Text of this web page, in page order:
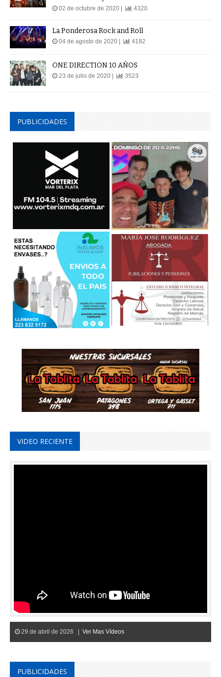
02 de octubre de 2020 | 4320
La Ponderosa Rock and Roll
04 de agosto de 2020 | 4182
ONE DIRECTION 10 AÑOS
23 de julio de 2020 | 3523
PUBLICIDADES
VIDEO RECIENTE
29 de abril de 2026 | Ver Mas Vídeos
PUBLICIDADES